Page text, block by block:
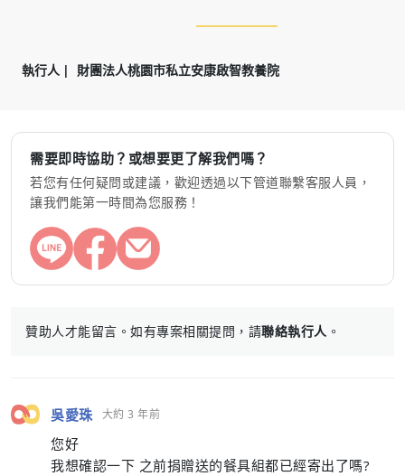
執行人 財團法人桃園市私立安康啟智教養院
需要即時協助？或想要更了解我們嗎？
若您有任何疑問或建議，歡迎透過以下管道聯繫客服人員，
讓我們能第一時間為您服務！
贊助人才能留言。如有專案相關提問，請聯絡執行人 。
吳愛珠 大約 3 年前
您好
我想確認一下 之前捐贈送的餐具組都已經寄出了嗎?